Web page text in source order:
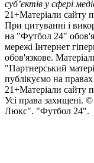
суб’єктів у сфері
21+Матеріали сайту
При цитуванні і
на "Футбол 24"
мережі Інтернет
обов'язкове.
"Партнерський
публікуємо на
21+Матеріали сайту
Усi права захищенi.
Люкс". "Футбол 24".